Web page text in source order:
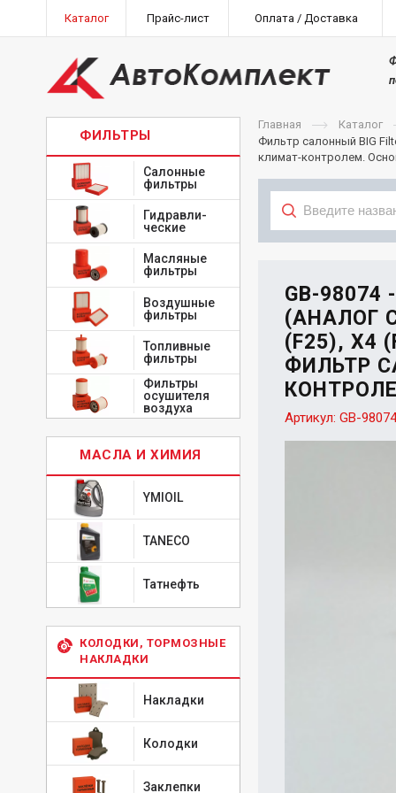
Каталог Прайс-лист Оплата / Доставка
ФИЛЬТРЫ
Салонные
фильтры
Гидравли-
ческие
Масляные
фильтры
Воздушные
фильтры
Топливные
фильтры
Фильтры
осушителя
воздуха
МАСЛА И ХИМИЯ
YMIOIL
TANECO
Татнефть
КОЛОДКИ, ТОРМОЗНЫЕ
НАКЛАДКИ
Накладки
Колодки
Заклепки
Главная
Каталог
Фильтр салонный BIG
климат-контролем.
GB-98074
(АНАЛОГ
(F25), X4
ФИЛЬТР
Артикул: GB-98074